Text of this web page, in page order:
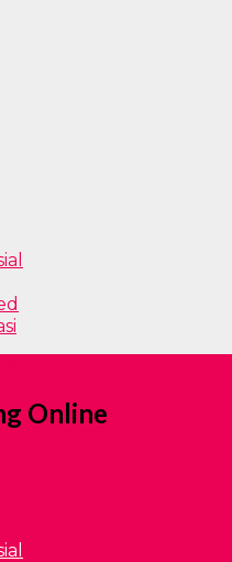
Online